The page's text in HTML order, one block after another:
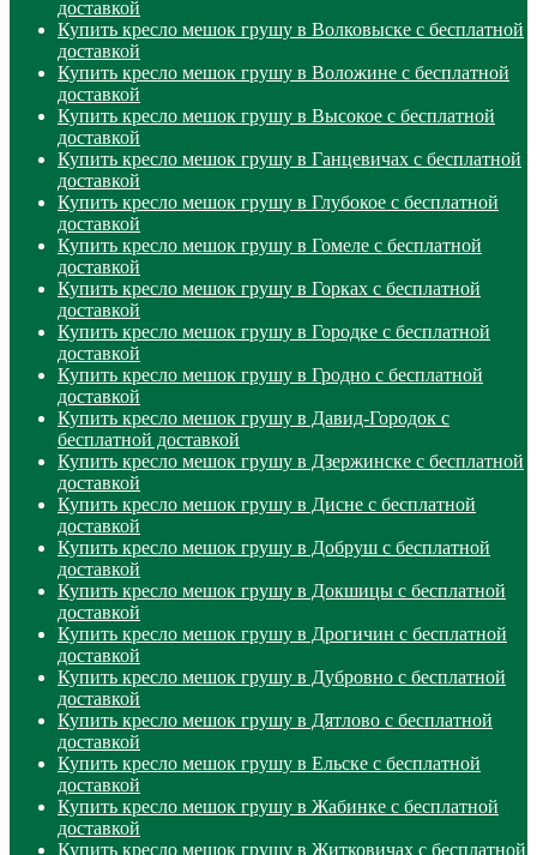
доставкой
Купить кресло мешок грушу в Волковыске с бесплатной
доставкой
Купить кресло мешок грушу в Воложине с бесплатной
доставкой
Купить кресло мешок грушу в Высокое с бесплатной
доставкой
Купить кресло мешок грушу в Ганцевичах с бесплатной
доставкой
Купить кресло мешок грушу в Глубокое с бесплатной
доставкой
Купить кресло мешок грушу в Гомеле с бесплатной
доставкой
Купить кресло мешок грушу в Горках с бесплатной
доставкой
Купить кресло мешок грушу в Городке с бесплатной
доставкой
Купить кресло мешок грушу в Гродно с бесплатной
доставкой
Купить кресло мешок грушу в Давид-Городок с
бесплатной доставкой
Купить кресло мешок грушу в Дзержинске с бесплатной
доставкой
Купить кресло мешок грушу в Дисне с бесплатной
доставкой
Купить кресло мешок грушу в Добруш с бесплатной
доставкой
Купить кресло мешок грушу в Докшицы с бесплатной
доставкой
Купить кресло мешок грушу в Дрогичин с бесплатной
доставкой
Купить кресло мешок грушу в Дубровно с бесплатной
доставкой
Купить кресло мешок грушу в Дятлово с бесплатной
доставкой
Купить кресло мешок грушу в Ельске с бесплатной
доставкой
Купить кресло мешок грушу в Жабинке с бесплатной
доставкой
Купить кресло мешок грушу в Житковичах с бесплатной